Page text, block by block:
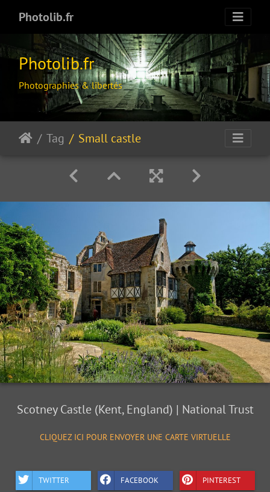
Photolib.fr
Photolib.fr
Photographies & libertés
Tag Small castle
Scotney Castle (Kent, England) | National Trust
CLIQUEZ ICI POUR ENVOYER UNE CARTE VIRTUELLE
TWITTER FACEBOOK PINTEREST